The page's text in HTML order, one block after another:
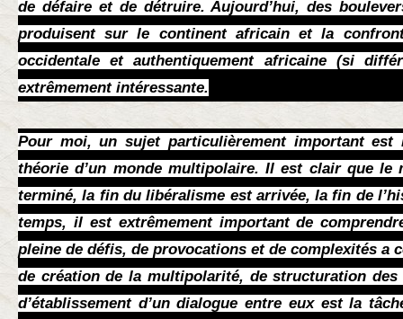
de défaire et de détruire. Aujourd’hui, des
produisent sur le continent africain et la
occidentale et authentiquement africaine (si
extrêmement intéressante.
Pour moi, un sujet particulièrement important est
théorie d’un monde multipolaire. Il est clair que le
terminé, la fin du libéralisme est arrivée, la fin de
temps, il est extrêmement important de
pleine de défis, de provocations et de complexités a
de création de la multipolarité, de structuration
d’établissement d’un dialogue entre eux est la